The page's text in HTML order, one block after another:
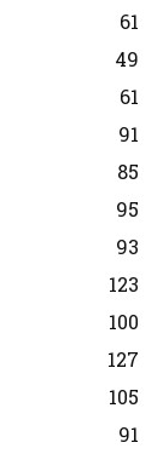
61
49
61
91
85
95
93
123
100
127
105
91